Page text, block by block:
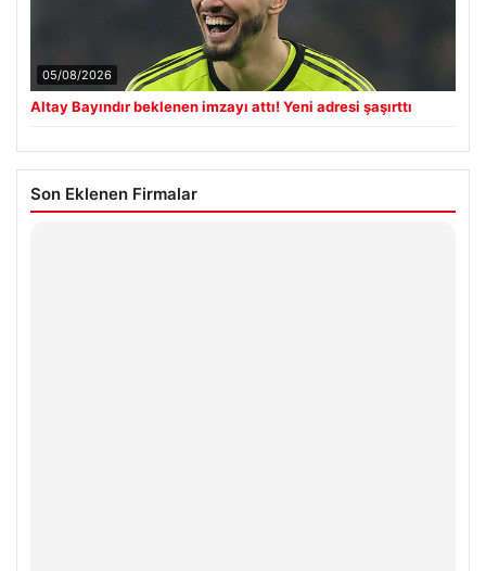
05/08/2026
Altay Bayındır beklenen imzayı attı! Yeni adresi şaşırttı
Son Eklenen Firmalar